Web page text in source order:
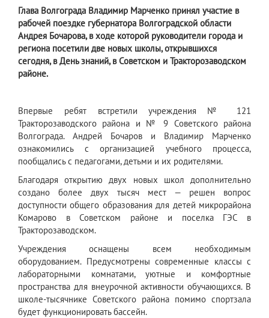
Глава Волгограда Владимир Марченко принял участие в
рабочей поездке губернатора Волгоградской области
Андрея Бочарова, в ходе которой руководители города и
региона посетили две новых школы, открывшихся
сегодня, в День знаний, в Советском и Тракторозаводском
районе.
Впервые ребят встретили учреждения № 121
Тракторозаводского района и № 9 Советского района
Волгограда. Андрей Бочаров и Владимир Марченко
ознакомились с организацией учебного процесса,
пообщались с педагогами, детьми и их родителями.
Благодаря открытию двух новых школ дополнительно
создано более двух тысяч мест — решен вопрос
доступности общего образования для детей микрорайона
Комарово в Советском районе и поселка ГЭС в
Тракторозаводском.
Учреждения оснащены всем необходимым
оборудованием. Предусмотрены современные классы с
лабораторными комнатами, уютные и комфортные
пространства для внеурочной активности обучающихся. В
школе-тысячнике Советского района помимо спортзала
будет функционировать бассейн.